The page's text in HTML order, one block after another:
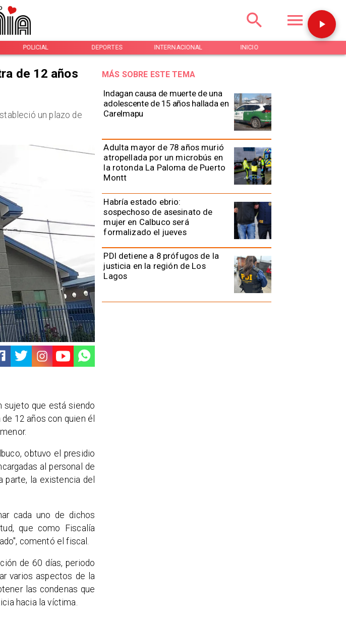
POLICIAL DEPORTES INTERNACIONAL INICIO
Indagan causa de muerte de una
adolescente de 15 años hallada en
Carelmapu
Adulta mayor de 78 años murió
atropellada por un microbús en
la rotonda La Paloma de Puerto
Montt
Habría estado ebrio:
sospechoso de asesinato de
mujer en Calbuco será
formalizado el jueves
PDI detiene a 8 prófugos de la
justicia en la región de Los
Lagos
MÁS SOBRE ESTE TEMA
de 12 años
un plazo de
sujeto que está siendo
12 años con quien él
obtuvo el presidio
al personal de
parte, la existencia del
cada uno de dichos
que como Fiscalía
comentó el fiscal.
de 60 días, periodo
varios aspectos de la
las condenas que
hacia la víctima.